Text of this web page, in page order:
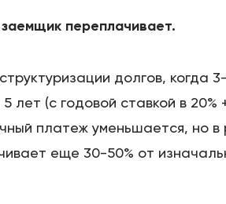
переплачивает.
долгов, когда
лет (с годовой ставкой в 20%
платеж уменьшается, но в
еще 30-50% от